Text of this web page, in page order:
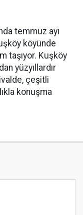
temmuz ayı
köyünde
taşıyor. Kuşköy
yüzyıllardır
çeşitli
konuşma